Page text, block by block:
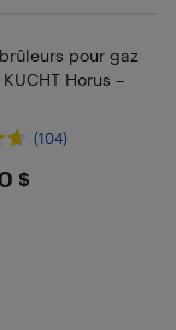
pour gaz
Horus –
(104)
$